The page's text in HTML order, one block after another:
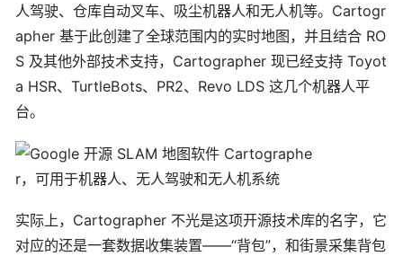
人驾驶、仓库自动叉车、吸尘机器人和无人机等。Cartogr
apher 基于此创建了全球范围内的实时地图，并且结合 RO
S 及其他外部技术支持，Cartographer 现已经支持 Toyot
a HSR、TurtleBots、PR2、Revo LDS 这几个机器人平
台。
实际上，Cartographer 不光是这项开源技术库的名字，它
对应的还是一套数据收集装置——“背包”，和街景采集背包